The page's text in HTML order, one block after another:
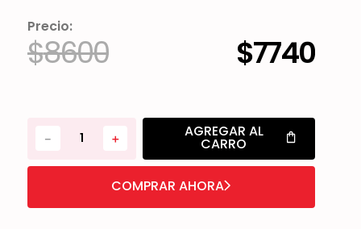
Precio:
$8600 $7740
＋
－ AGREGAR AL
CARRO
COMPRAR AHORA